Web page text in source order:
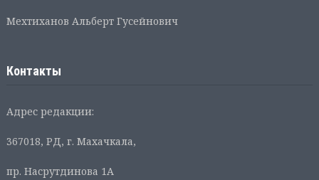
Мехтиханов Альберт Гусейнович
Контакты
Адрес редакции:
367018, РД, г. Махачкала,
пр. Насрутдинова 1А